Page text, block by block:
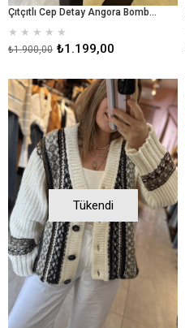
Çıtçıtlı Cep Detay Angora Bomber Ceket
★ ★ ★ ★ ★
₺1.199,00
₺1.900,00
Tükendi